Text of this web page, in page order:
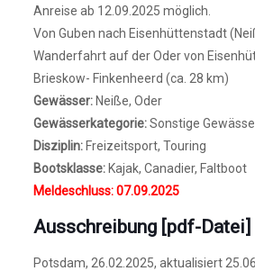
Anreise ab 12.09.2025 möglich.
Von Guben nach Eisenhüttenstadt
Wanderfahrt auf der Oder von
Brieskow- Finkenheerd (ca. 28 km)
Gewässer:Neiße, Oder
Gewässerkategorie:Sonstige
Disziplin:Freizeitsport, Touring
Bootsklasse:Kajak, Canadier, Faltboot
Meldeschluss: 07.09.2025
Ausschreibung [pdf-Datei]
Potsdam, 26.02.2025, aktualisiert